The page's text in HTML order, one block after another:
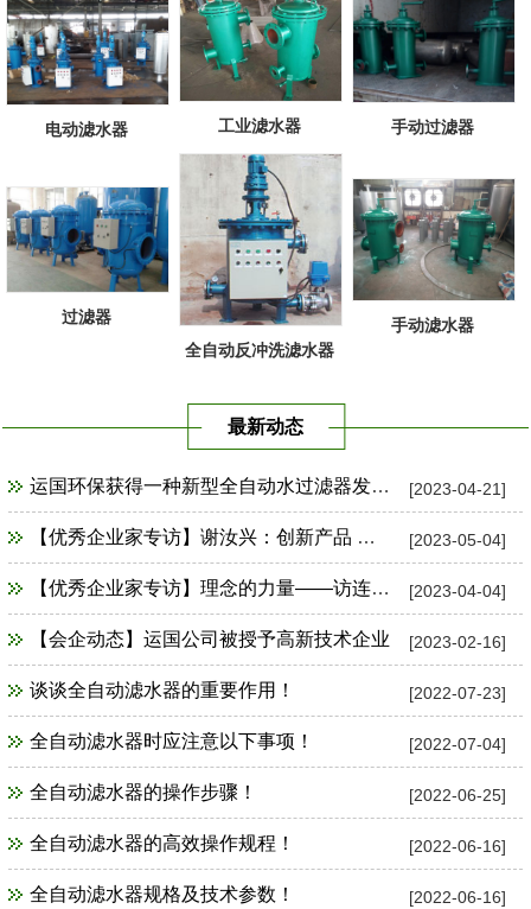
电动滤水器 工业滤水器 手动过滤器
过滤器
全自动反冲洗滤水器
手动滤水器
最新动态
[2023-04-21]
运国环保获得一种新型全自动水过滤器发明专利证书
[2023-05-04]
【优秀企业家专访】谢汝兴：创新产品 占领市场制高点
[2023-04-04]
【优秀企业家专访】理念的力量——访连云港市运国环保设备公司总经理谢汝兴
[2023-02-16]
【会企动态】运国公司被授予高新技术企业
[2022-07-23]
谈谈全自动滤水器的重要作用！
[2022-07-04]
全自动滤水器时应注意以下事项！
[2022-06-25]
全自动滤水器的操作步骤！
[2022-06-16]
全自动滤水器的高效操作规程！
[2022-06-16]
全自动滤水器规格及技术参数！